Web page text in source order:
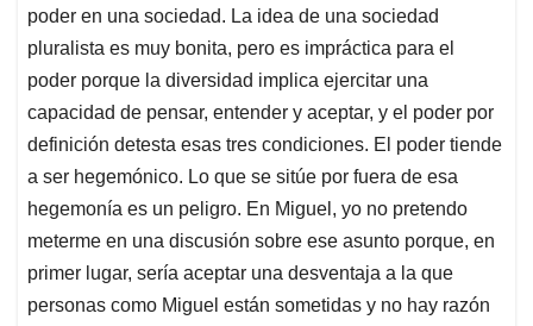
poder en una sociedad. La idea de una sociedad
pluralista es muy bonita, pero es impráctica para el
poder porque la diversidad implica ejercitar una
capacidad de pensar, entender y aceptar, y el poder por
definición detesta esas tres condiciones. El poder tiende
a ser hegemónico. Lo que se sitúe por fuera de esa
hegemonía es un peligro. En Miguel, yo no pretendo
meterme en una discusión sobre ese asunto porque, en
primer lugar, sería aceptar una desventaja a la que
personas como Miguel están sometidas y no hay razón